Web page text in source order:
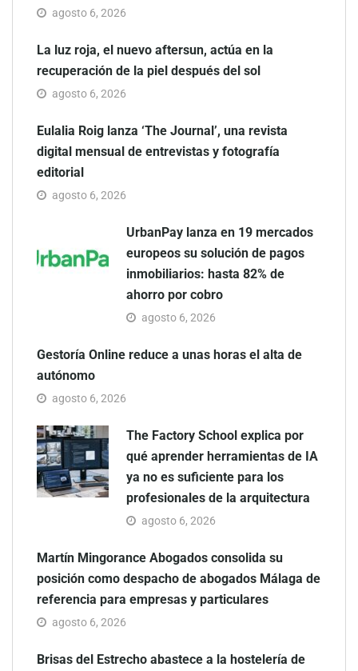
agosto 6, 2026
La luz roja, el nuevo aftersun, actúa en la
recuperación de la piel después del sol
agosto 6, 2026
Eulalia Roig lanza ‘The Journal’, una revista
digital mensual de entrevistas y fotografía
editorial
agosto 6, 2026
UrbanPay lanza en 19 mercados
europeos su solución de pagos
inmobiliarios: hasta 82% de
ahorro por cobro
agosto 6, 2026
Gestoría Online reduce a unas horas el alta de
autónomo
agosto 6, 2026
The Factory School explica por
qué aprender herramientas de IA
ya no es suficiente para los
profesionales de la arquitectura
agosto 6, 2026
Martín Mingorance Abogados consolida su
posición como despacho de abogados Málaga de
referencia para empresas y particulares
agosto 6, 2026
Brisas del Estrecho abastece a la hostelería de